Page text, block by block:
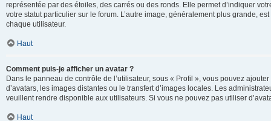
représentée par des étoiles, des carrés ou des ronds. Elle permet d’indiquer
votre statut particulier sur le forum. L’autre image, généralement plus grande,
chaque utilisateur.
Haut
Comment puis-je afficher un avatar ?
Dans le panneau de contrôle de l’utilisateur, sous « Profil », vous pouvez
d’avatars, les images distantes ou le transfert d’images locales. Les
veuillent rendre disponible aux utilisateurs. Si vous ne pouvez pas utiliser
Haut